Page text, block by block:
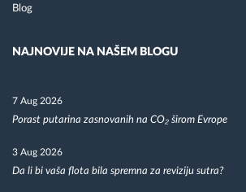
Blog
NAJNOVIJE NA NAŠEM BLOGU
7 Aug 2026
Porast putarina zasnovanih na CO₂ širom Evrope
3 Aug 2026
Da li bi vaša flota bila spremna za reviziju sutra?